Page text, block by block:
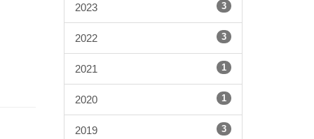
2023 3
2022 3
2021 1
2020 1
2019 3